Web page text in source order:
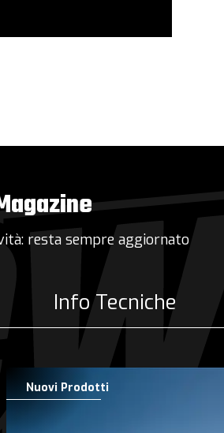
resta sempre aggiornato
Info Tecniche
Nuovi Prodotti